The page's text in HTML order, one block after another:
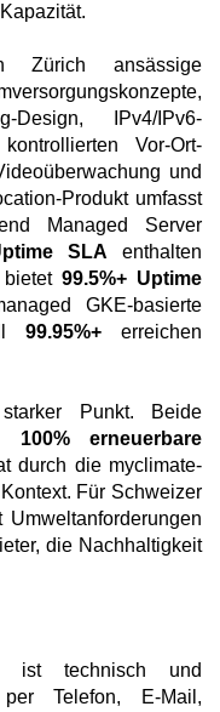
Zürich ansässige
Design, IPv4/IPv6-
Vor-Ort-
und
Produkt umfasst
Managed Server
SLA enthalten
bietet99.5%+ Uptime
GKE-basierte
99.95%+ erreichen
Punkt. Beide
100% erneuerbare
durch die myclimate-
Für Schweizer
die Nachhaltigkeit
ist technisch und
Telefon, E-Mail,